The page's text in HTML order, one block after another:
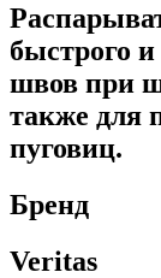
быстрого
швов при
также для
пуговиц.
Бренд
Veritas